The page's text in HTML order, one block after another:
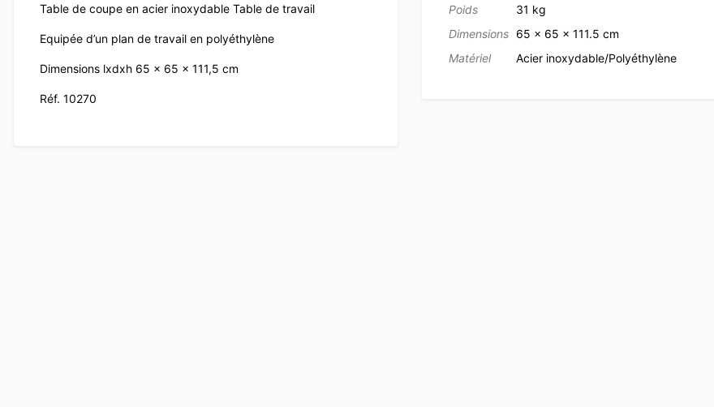
Table de coupe en acier inoxydable Table de travail
Equipée d’un plan de travail en polyéthylène
Dimensions lxdxh 65 x 65 x 111,5 cm
Réf. 10270
Poids
31 kg
Dimensions
65 × 65 × 111.5 cm
Matériel
Acier inoxydable/Polyéthylène